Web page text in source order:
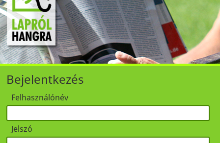
Bejelentkezés
Felhasználónév
Jelszó